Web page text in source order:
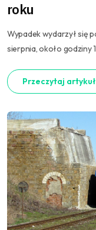
roku
Wypadek wydarzył się
sierpnia, około godziny
Przeczytaj artykuł